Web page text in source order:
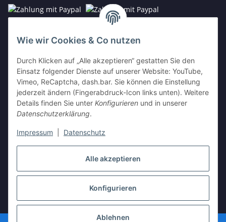
Alle akzeptieren
Konfigurieren
Ablehnen
Wie wir Cookies & Co nutzen
Durch Klicken auf „Alle akzeptieren“ gestatten Sie den
Einsatz folgender Dienste auf unserer Website: YouTube,
Vimeo, ReCaptcha, dash.bar. Sie können die Einstellung
jederzeit ändern (Fingerabdruck-Icon links unten). Weitere
Details finden Sie unter Konfigurieren und in unserer
Datenschutzerklärung.
Impressum Datenschutz
Kontakt
E-Mail:info@vista-repair.de
Tel.: 038459/590674
Mo - Fr 09:00 - 20:00 h
* Alle Preise inkl. gesetzlicher USt., zzgl.Versand